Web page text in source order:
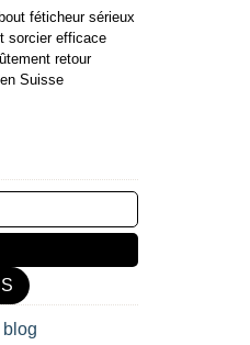
féticheur sérieux
sorcier efficace
retour
Suisse